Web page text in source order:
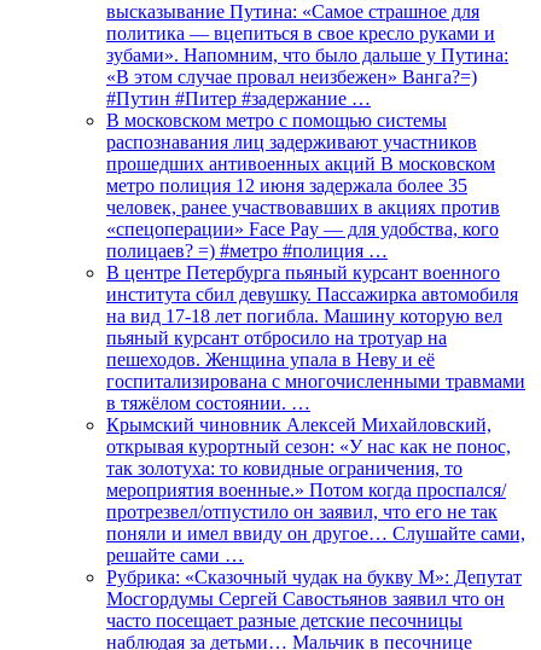
высказывание Путина: «Самое страшное для
политика — вцепиться в свое кресло руками и
зубами». Напомним, что было дальше у Путина:
«В этом случае провал неизбежен» Ванга?=)
#Путин #Питер #задержание …
В московском метро с помощью системы
распознавания лиц задерживают участников
прошедших антивоенных акций В московском
метро полиция 12 июня задержала более 35
человек, ранее участвовавших в акциях против
«спецоперации» Face Pay — для удобства, кого
полицаев? =) #метро #полиция …
В центре Петербурга пьяный курсант военного
института сбил девушку. Пассажирка автомобиля
на вид 17-18 лет погибла. Машину которую вел
пьяный курсант отбросило на тротуар на
пешеходов. Женщина упала в Неву и её
госпитализирована с многочисленными травмами
в тяжёлом состоянии. …
Крымский чиновник Алексей Михайловский,
открывая курортный сезон: «У нас как не понос,
так золотуха: то ковидные ограничения, то
мероприятия военные.» Потом когда проспался/
протрезвел/отпустило он заявил, что его не так
поняли и имел ввиду он другое… Слушайте сами,
решайте сами …
Рубрика: «Сказочный чудак на букву М»: Депутат
Мосгордумы Сергей Савостьянов заявил что он
часто посещает разные детские песочницы
наблюдая за детьми… Мальчик в песочнице